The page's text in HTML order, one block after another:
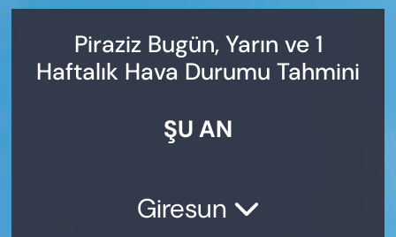
Piraziz Bugün, Yarın ve 1
Haftalık Hava Durumu Tahmini
ŞU AN
Giresun
YENİ MEDYADA EMEK
GAZETECİLİĞİNİ GELİŞTİRMEK
Trafik Durumu
Süper Lig Puan Durumu ve Fikstür